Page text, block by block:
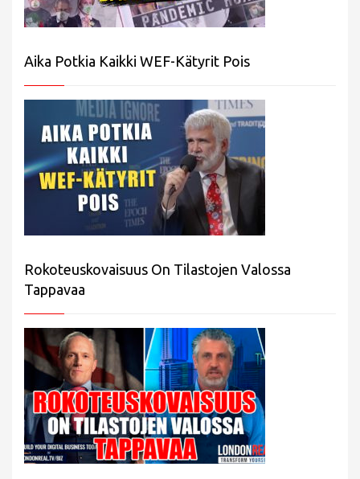
Aika Potkia Kaikki WEF-Kätyrit Pois
Rokoteuskovaisuus On Tilastojen Valossa
Tappavaa